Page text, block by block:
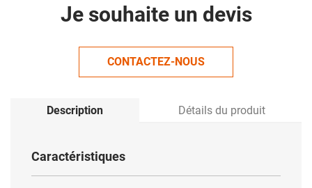
Je souhaite un devis
CONTACTEZ-NOUS
Description Détails du produit
Caractéristiques